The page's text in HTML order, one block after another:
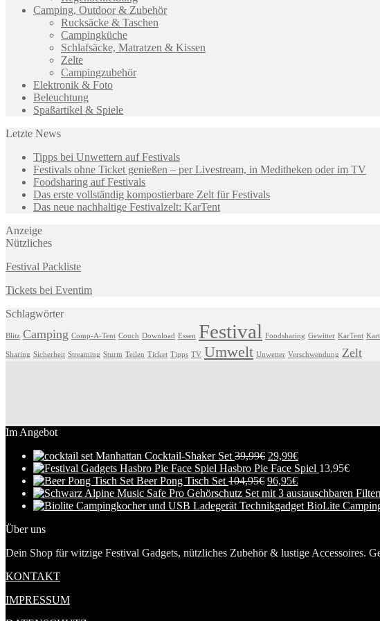
Camping, Outdoor & Zubehör
Rucksäcke & Taschen
Campingküche
Schlafsäcke, Matratzen & Kissen
Zelte
Campingzubehör
Elektronik & Foto
Beleuchtung
Spaßartikel & Spiele
Letzte News
Tipps bei Unwettern auf Festivals
Festivals ohne Ticket genießen – per Livestream, in Meditheken oder im TV
Foodsharing auf Festivals
Das erste vollständig kompostierbare Zelt für Festivals
Das neue nachhaltige Festivalzelt: KarTent
Anzeige
Nützliches
Festival Packliste
Tickets bei Eventim
Schlagwörter
Blitz Camping Comp-A-Tent Couch Download Essen Festival Foodsharing Gewitter KarTent
Sharing Sicherheit Streaming Sturm Teilen Ticket Tipps TV Umwelt Unwetter Verschwendung Zelt
Im Angebot
Manhattan Cocktail-Shaker Set 39,99€ 29,99€
Hasbro Pie Face Spiel 13,95€
Beer Pong Tisch Set 104,95€ 96,95€
BioLite
Über uns
Dein Shop für witzige Festival Gadgets, nützliches Zubehör & lustige Accessoires.
KONTAKT
IMPRESSUM